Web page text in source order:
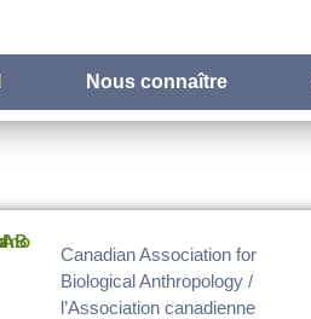
Nous connaître
Canadian Association for
Biological Anthropology /
l’Association canadienne